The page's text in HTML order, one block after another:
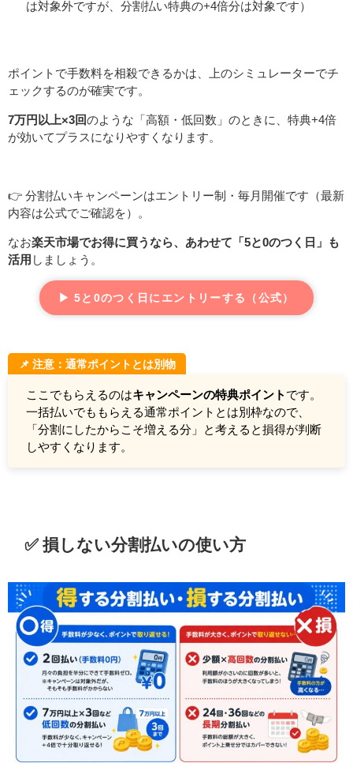
は対象外ですが、分割払い特典の+4倍分は対象です）
ポイントで手数料を相殺できるかは、上のシミュレーターでチ
ェックするのが確実です。
7万円以上×3回 のような「高額・低回数」のときに、特典+4倍
が効いてプラスになりやすくなります。
👉 分割払いキャンペーンはエントリー制・毎月開催です（最新
内容は公式でご確認を）。
なお楽天市場でお得に買うなら、あわせて「5と0のつく日」も
活用 しましょう。
▶ 5と0のつく日にエントリーする（公式）
📌 注意：通常ポイントとは別物
ここでもらえるのはキャンペーンの特典ポイント です。
一括払いでももらえる通常ポイントとは別枠なので、
「分割にしたからこそ増える分」と考えると損得が判断
しやすくなります。
✅️ 損しない分割払いの使い方